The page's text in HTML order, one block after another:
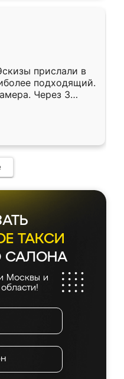
прислали в
подходящий.
Через 3
Остались
Ренессанс
ТАКСИ
САЛОНА
Москвы и